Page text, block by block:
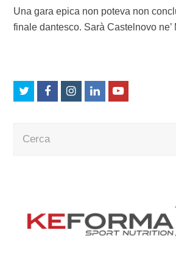
Una gara epica non poteva non
finale dantesco. Sarà Castelnovo
TwitterFacebookInstagram
LinkedInYoutube